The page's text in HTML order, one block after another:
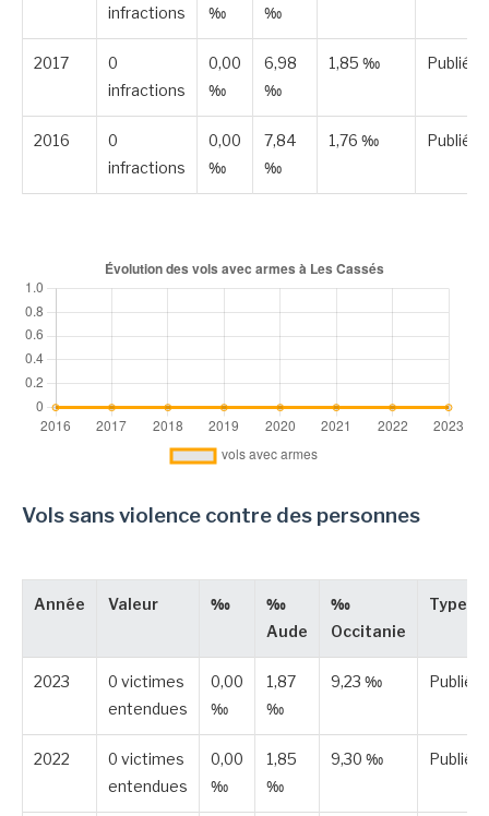
infractions
‰
‰
2017
0
infractions
0,00
‰
6,98
‰
1,85 ‰ Publiée
2016
0
infractions
0,00
‰
7,84
‰
1,76 ‰ Publiée
Vols sans violence contre des personnes
Année Valeur ‰
‰
Aude
‰
Occitanie
Type
2023
0 victimes
entendues
0,00
‰
1,87
‰
9,23 ‰ Publiée
2022
0 victimes
entendues
0,00
‰
1,85
‰
9,30 ‰ Publiée